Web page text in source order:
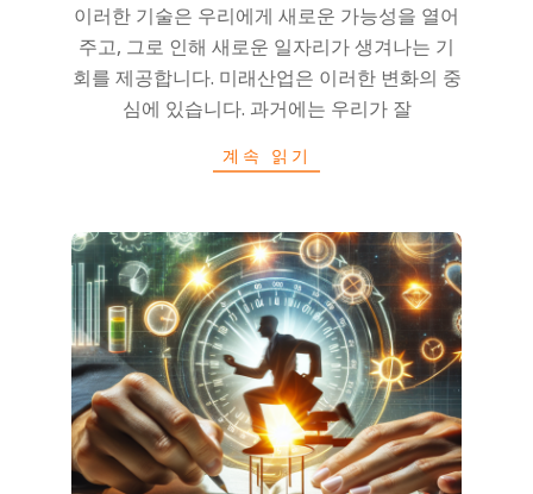
이러한 기술은 우리에게 새로운 가능성을 열어
주고, 그로 인해 새로운 일자리가 생겨나는 기
회를 제공합니다. 미래산업은 이러한 변화의 중
심에 있습니다. 과거에는 우리가 잘
계속 읽기